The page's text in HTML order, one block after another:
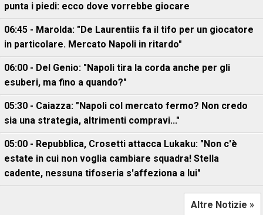
punta i piedi: ecco dove vorrebbe giocare
06:45 - Marolda: "De Laurentiis fa il tifo per un giocatore
in particolare. Mercato Napoli in ritardo"
06:00 - Del Genio: "Napoli tira la corda anche per gli
esuberi, ma fino a quando?"
05:30 - Caiazza: "Napoli col mercato fermo? Non credo
sia una strategia, altrimenti compravi..."
05:00 - Repubblica, Crosetti attacca Lukaku: "Non c'è
estate in cui non voglia cambiare squadra! Stella
cadente, nessuna tifoseria s'affeziona a lui"
Altre Notizie »